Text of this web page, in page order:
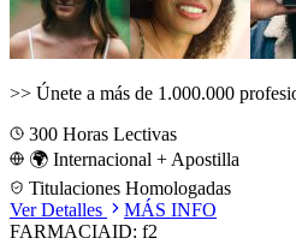
>> Únete a más de 1.000.000
300 Horas Lectivas
🌍 Internacional + Apostilla
Titulaciones Homologadas
Ver Detalles
MÁS INFO
FARMACIAID: f2